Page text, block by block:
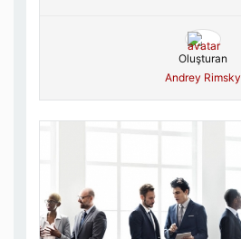
Oluşturan
Andrey Rimsky